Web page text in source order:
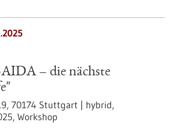
– die nächste
70174 Stuttgart | hybrid,
Workshop